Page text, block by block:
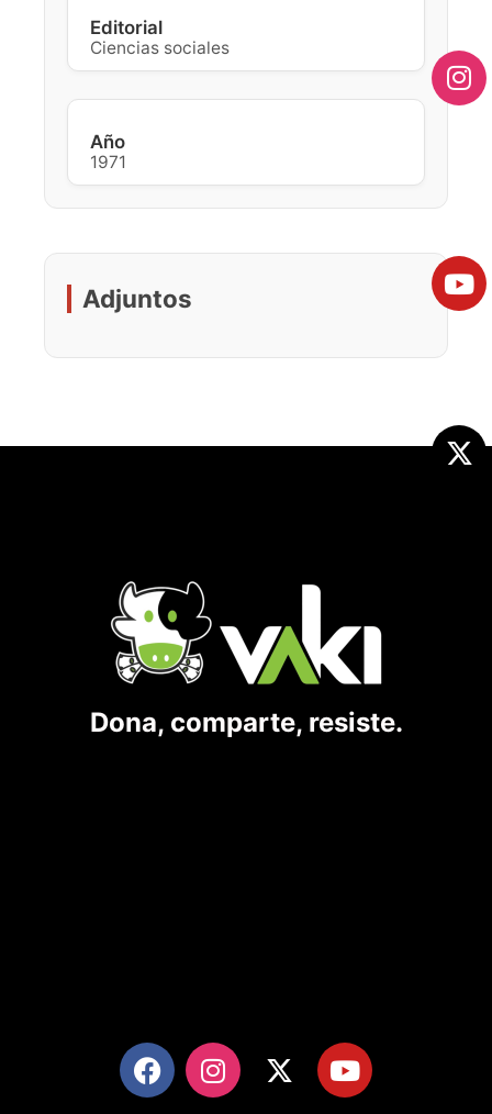
Editorial
Ciencias sociales
Año
1971
Adjuntos
Dona, comparte, resiste.